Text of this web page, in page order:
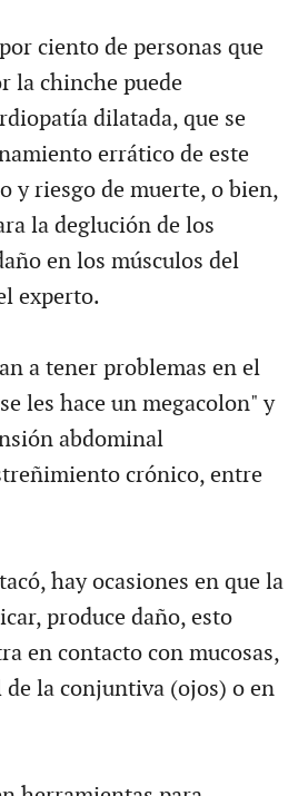
ciento de personas que
la chinche puede
dilatada, que se
errático de este
y riesgo de muerte, o bien,
la deglución de los
en los músculos del
experto.
a tener problemas en el
les hace un megacolon" y
abdominal
crónico, entre
hay ocasiones en que la
produce daño, esto
en contacto con mucosas,
de la conjuntiva (ojos) o en